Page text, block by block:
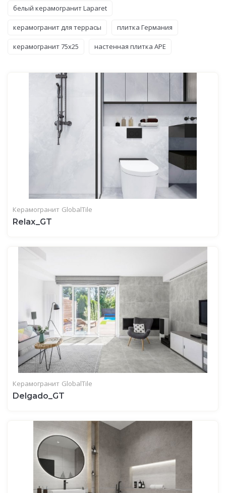
белый керамогранит Laparet
керамогранит для террасы плитка Германия
керамогранит 75x25 настенная плитка APE
Керамогранит GlobalTile
Relax_GT
Керамогранит GlobalTile
Delgado_GT